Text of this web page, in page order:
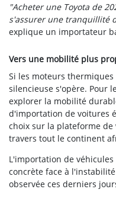
"Acheter une Toyota de
s'assurer une tranquillité
explique un importateur
Vers une mobilité plus
Si les moteurs
silencieuse s'opère. Pour
explorer la mobilité
d'importation de voitures
choix sur la plateforme de
travers tout le continent
L'importation de
concrète face à
observée ces derniers